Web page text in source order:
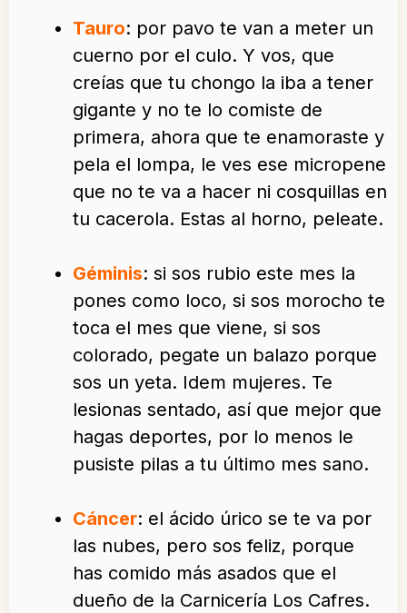
Tauro: por pavo te van a meter un
cuerno por el culo. Y vos, que
creías que tu chongo la iba a tener
gigante y no te lo comiste de
primera, ahora que te enamoraste y
pela el lompa, le ves ese micropene
que no te va a hacer ni cosquillas en
tu cacerola. Estas al horno, peleate.
Géminis: si sos rubio este mes la
pones como loco, si sos morocho te
toca el mes que viene, si sos
colorado, pegate un balazo porque
sos un yeta. Idem mujeres. Te
lesionas sentado, así que mejor que
hagas deportes, por lo menos le
pusiste pilas a tu último mes sano.
Cáncer: el ácido úrico se te va por
las nubes, pero sos feliz, porque
has comido más asados que el
dueño de la Carnicería Los Cafres.